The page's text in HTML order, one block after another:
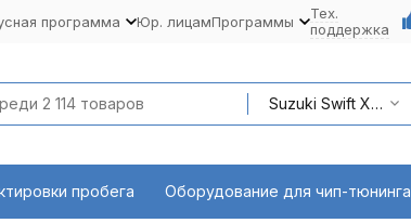
программа Юр. лицамПрограммы
Тех.
поддержка
Suzuki Swift Хэтчбек (A2L) 2017 - наст. время
пробега Оборудование для чип-тюнинга